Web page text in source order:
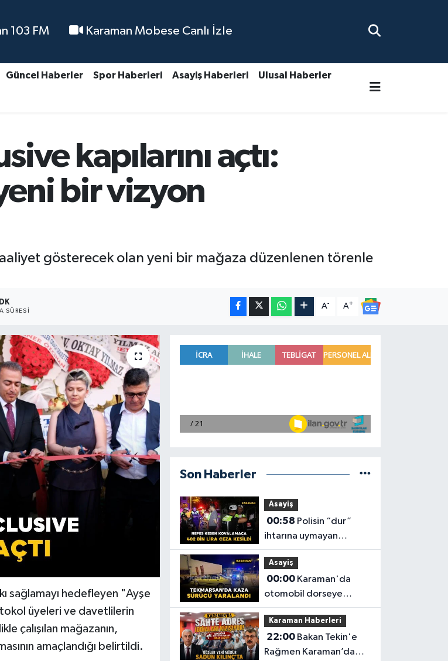
103 FM Karaman Mobese Canlı İzle
Güncel Haberler Spor Haberleri Asayiş Haberleri Ulusal Haberler
kapılarını açtı:
bir vizyon
gösterecek olan yeni bir mağaza düzenlenen törenle
SÜRESI
A- A+
sağlamayı hedefleyen "Ayşe
üyeleri ve davetlilerin
çalışılan mağazanın,
amaçlandığı belirtildi.
Son Haberler
Asayiş
00:58
ihtarına uymayan
motosiklet sürücüsüne
402 bin lira ceza kesildi
Asayiş
00:00Karaman'da
otomobil dorseye
çarptı: 1 yaralı
Karaman Haberleri
22:00Bakan Tekin'e
Rağmen Karaman’da